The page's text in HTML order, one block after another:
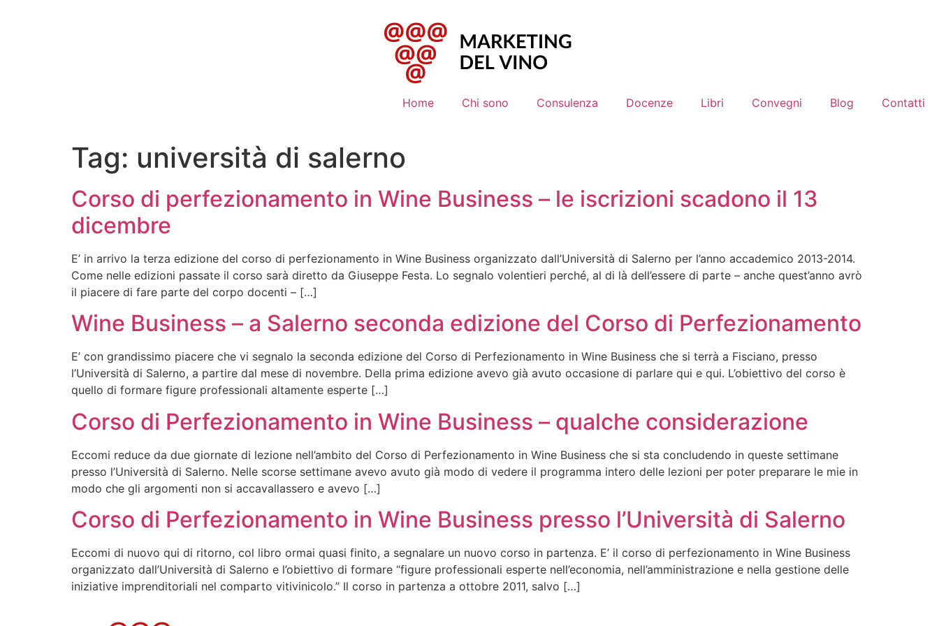
Home Chi sono Consulenza Docenze Libri Convegni Blog Contatti
Tag: università di salerno
Corso di perfezionamento in Wine Business – le iscrizioni scadono il 13
dicembre
E’ in arrivo la terza edizione del corso di perfezionamento in Wine Business organizzato dall’Università di Salerno per l’anno accademico 2013-2014.
Come nelle edizioni passate il corso sarà diretto da Giuseppe Festa. Lo segnalo volentieri perché, al di là dell’essere di parte – anche quest’anno avrò
il piacere di fare parte del corpo docenti – […]
Wine Business – a Salerno seconda edizione del Corso di Perfezionamento
E’ con grandissimo piacere che vi segnalo la seconda edizione del Corso di Perfezionamento in Wine Business che si terrà a Fisciano, presso
l’Università di Salerno, a partire dal mese di novembre. Della prima edizione avevo già avuto occasione di parlare qui e qui. L’obiettivo del corso è
quello di formare figure professionali altamente esperte […]
Corso di Perfezionamento in Wine Business – qualche considerazione
Eccomi reduce da due giornate di lezione nell’ambito del Corso di Perfezionamento in Wine Business che si sta concludendo in queste settimane
presso l’Università di Salerno. Nelle scorse settimane avevo avuto già modo di vedere il programma intero delle lezioni per poter preparare le mie in
modo che gli argomenti non si accavallassero e avevo […]
Corso di Perfezionamento in Wine Business presso l’Università di Salerno
Eccomi di nuovo qui di ritorno, col libro ormai quasi finito, a segnalare un nuovo corso in partenza. E’ il corso di perfezionamento in Wine Business
organizzato dall’Università di Salerno e l’obiettivo di formare “figure professionali esperte nell’economia, nell’amministrazione e nella gestione delle
iniziative imprenditoriali nel comparto vitivinicolo.” Il corso in partenza a ottobre 2011, salvo […]